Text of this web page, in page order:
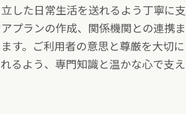
した日常生活を送れるよう丁寧に支
プランの作成、関係機関との連携ま
す。ご利用者の意思と尊厳を大切に
るよう、専門知識と温かな心で支え